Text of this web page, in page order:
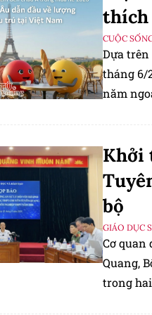
thích
CUỘC
Dựa
tháng 6/
năm
Khởi
bộ
GIÁO DỤC
Cơ quan
Quang,
trong hai